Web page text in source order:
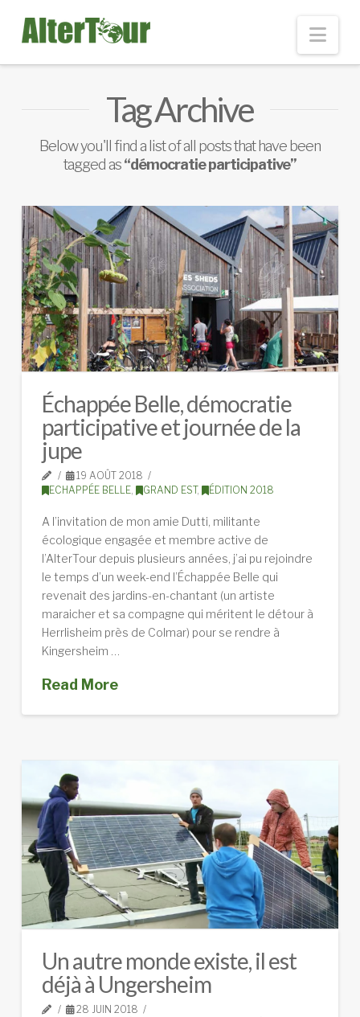
Tag Archive
Below you'll find a list of all posts that have been
tagged as“démocratie participative”
Échappée Belle, démocratie
participative et journée de la
jupe
19 AOÛT 2018
ECHAPPÉE BELLE, GRAND EST, ÉDITION 2018
A l’invitation de mon amie Dutti, militante
écologique engagée et membre active de
l’AlterTour depuis plusieurs années, j’ai pu rejoindre
le temps d’un week-end l’Échappée Belle qui
revenait des jardins-en-chantant (un artiste
maraicher et sa compagne qui méritent le détour à
Herrlisheim près de Colmar) pour se rendre à
Kingersheim …
Read More
Un autre monde existe, il est
déjà à Ungersheim
28 JUIN 2018